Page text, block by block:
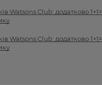
Watsons Club: додатково
Watsons Club: додатково